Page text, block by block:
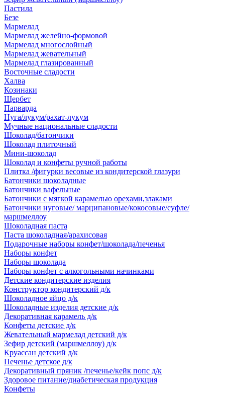
Пастила
Безе
Мармелад
Мармелад желейно-формовой
Мармелад многослойный
Мармелад жевательный
Мармелад глазированный
Восточные сладости
Халва
Козинаки
Щербет
Парварда
Нуга/лукум/рахат-лукум
Мучные национальные сладости
Шоколад/батончики
Шоколад плиточный
Мини-шоколад
Шоколад и конфеты ручной работы
Плитка /фигурки весовые из кондитерской глазури
Батончики шоколадные
Батончики вафельные
Батончики с мягкой карамелью орехами,злаками
Батончики нуговые/ марципановые/кокосовые/суфле/
маршмеллоу
Шоколадная паста
Паста шоколадная/арахисовая
Подарочные наборы конфет/шоколада/печенья
Наборы конфет
Наборы шоколада
Наборы конфет с алкогольными начинками
Детские кондитерские изделия
Конструктор кондитерский д/к
Шоколадное яйцо д/к
Шоколадные изделия детские д/к
Декоративная карамель д/к
Конфеты детские д/к
Жевательный мармелад детский д/к
Зефир детский (маршмеллоу) д/к
Круассан детский д/к
Печенье детское д/к
Декоративный пряник /печенье/кейк попс д/к
Здоровое питание/диабетическая продукция
Конфеты